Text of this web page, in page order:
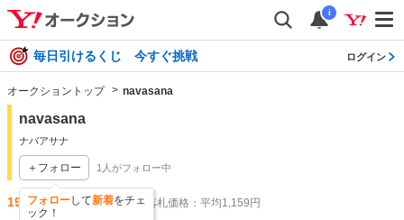
i
毎日引けるくじ 今すぐ挑戦 ログイン
オークショントップ navasana
navasana
ナバアサナ
＋フォロー
フォローして新着をチェ
ック！
1 人がフォロー中
19 件出品されています 落札価格：平均1,159円